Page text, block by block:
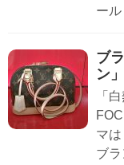
ー
ブ
ン
「
マ
ブ